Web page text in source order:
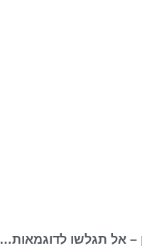
– אל תגלשו לדוגמאות…